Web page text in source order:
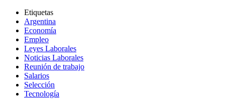
Etiquetas
Argentina
Economía
Empleo
Leyes Laborales
Noticias Laborales
Reunión de trabajo
Salarios
Selección
Tecnología